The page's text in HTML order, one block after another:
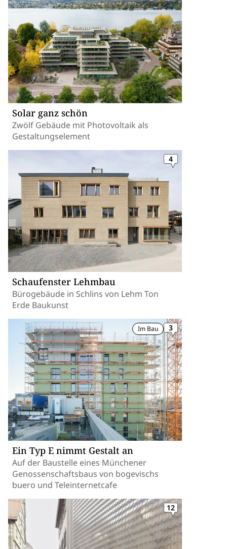
Solar ganz schön
Zwölf Gebäude mit Photovoltaik als
Gestaltungselement
Schaufenster Lehmbau
Bürogebäude in Schlins von Lehm Ton
Erde Baukunst
4
Ein Typ E nimmt Gestalt an
Auf der Baustelle eines Münchener
Genossenschaftsbaus von bogevischs
buero und Teleinternetcafe
Im Bau 3
12